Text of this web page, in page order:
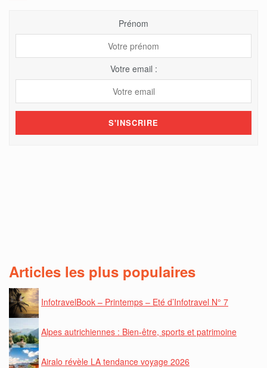
Prénom
Votre email :
Articles les plus populaires
InfotravelBook – Printemps – Eté d’Infotravel N° 7
Alpes autrichiennes : Bien-être, sports et patrimoine
Airalo révèle LA tendance voyage 2026